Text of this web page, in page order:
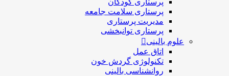
پرستاری کودکان
پرستاری سلامت جامعه
مدیریت پرستاری
پرستاری توانبخشی
علوم بالینی
اتاق عمل
تکنولوژی گردش خون
روانشناسی بالینی